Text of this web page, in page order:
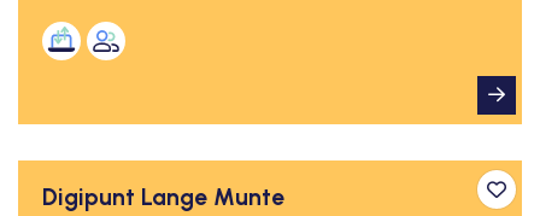
Digipunt Lange Munte